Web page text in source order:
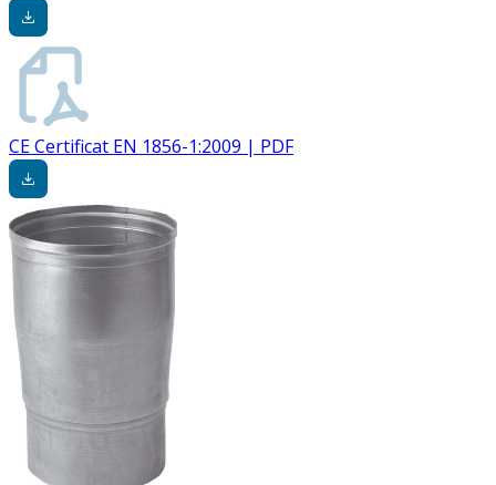
CE Certificat EN 1856-1:2009 | PDF